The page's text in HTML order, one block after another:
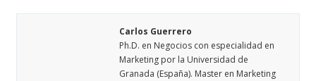
Carlos Guerrero
Ph.D. en Negocios con especialidad en
Marketing por la Universidad de
Granada (España). Master en Marketing